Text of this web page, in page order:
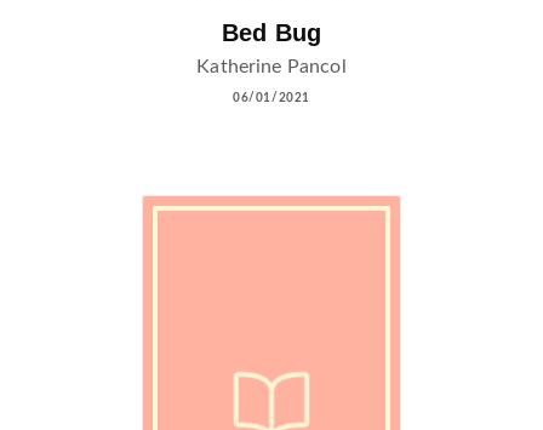
Bed Bug
Katherine Pancol
06/01/2021